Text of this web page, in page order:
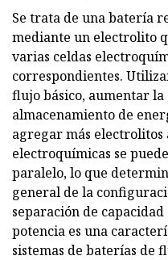
Se trata de una batería
mediante un electrolito
varias celdas
correspondientes.
flujo básico, aumentar la
almacenamiento de
agregar más electrolitos
electroquímicas se
paralelo, lo que
general de la
separación de
potencia es una
sistemas de baterías de